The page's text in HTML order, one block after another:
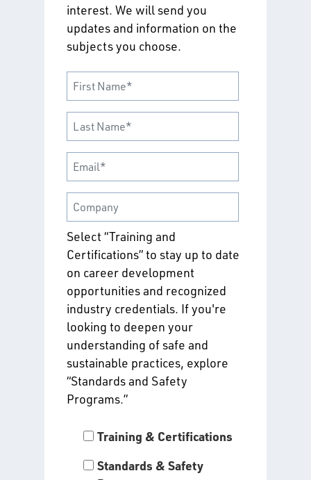
interest. We will send you
updates and information on the
subjects you choose.
Select “Training and
Certifications” to stay up to date
on career development
opportunities and recognized
industry credentials. If you're
looking to deepen your
understanding of safe and
sustainable practices, explore
“Standards and Safety
Programs.”
Training & Certifications
Standards & Safety